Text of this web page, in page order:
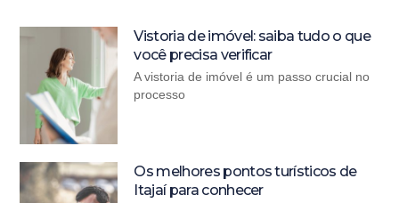
Vistoria de imóvel: saiba tudo o que
você precisa verificar
A vistoria de imóvel é um passo crucial no
processo
Os melhores pontos turísticos de
Itajaí para conhecer